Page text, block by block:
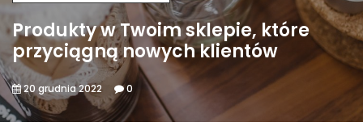
Produkty w Twoim sklepie, które
przyciągną nowych klientów
20 grudnia 2022 0